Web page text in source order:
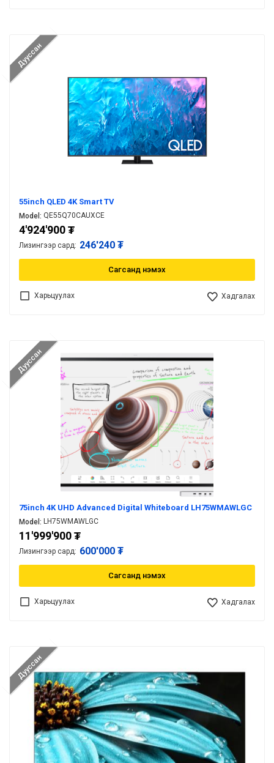
Дууссан
55inch QLED 4K Smart TV
Model: QE55Q70CAUXCE
4'924'900₮
Лизингээр сард: 246'240 ₮
Сагсанд нэмэх
Харьцуулах Хадгалах
Дууссан
75inch 4K UHD Advanced Digital Whiteboard LH75WMAWLGC
Model: LH75WMAWLGC
11'999'900₮
Лизингээр сард: 600'000 ₮
Сагсанд нэмэх
Харьцуулах Хадгалах
Дууссан